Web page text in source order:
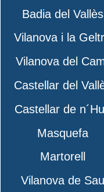
Badia del Vallès
Vilanova i la
Vilanova del
Castellar del
Castellar de
Masquefa
Martorell
Vilanova de Sau